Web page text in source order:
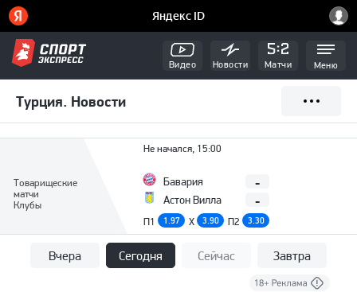
Видео Новости Матчи Меню
Турция. Новости
Товарищеские
матчи
Клубы
Не начался, 15:00
Бавария
Астон Вилла
-
-
П1 1.97 X 3.90 П2 3.30
Вчера Сегодня Сейчас Завтра